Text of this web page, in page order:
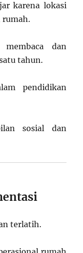
karena lokasi
rumah.
membaca dan
tahun.
pendidikan
sosial dan
terlatih.